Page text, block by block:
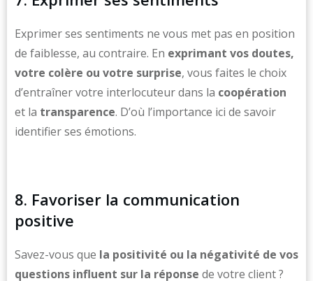
Exprimer ses sentiments ne vous met pas en position
de faiblesse, au contraire. En exprimant vos doutes,
votre colère ou votre surprise, vous faites le choix
d’entraîner votre interlocuteur dans la coopération
et la transparence. D’où l’importance ici de savoir
identifier ses émotions.
8. Favoriser la communication
positive
Savez-vous que la positivité ou la négativité de vos
questions influent sur la réponse de votre client ?